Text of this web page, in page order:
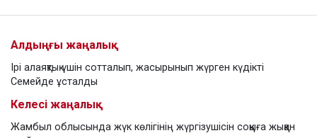
Алдыңғы жаңалық
Ірі алаяқтық үшін сотталып, жасырынып жүрген күдікті
Семейде ұсталды
Келесі жаңалық
Жамбыл облысында жүк көлігінің жүргізушісін соққыға жыққан